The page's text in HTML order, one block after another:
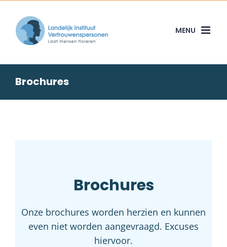
content
Brochures
Brochures
Onze brochures worden herzien en kunnen
even niet worden aangevraagd. Excuses
hiervoor.